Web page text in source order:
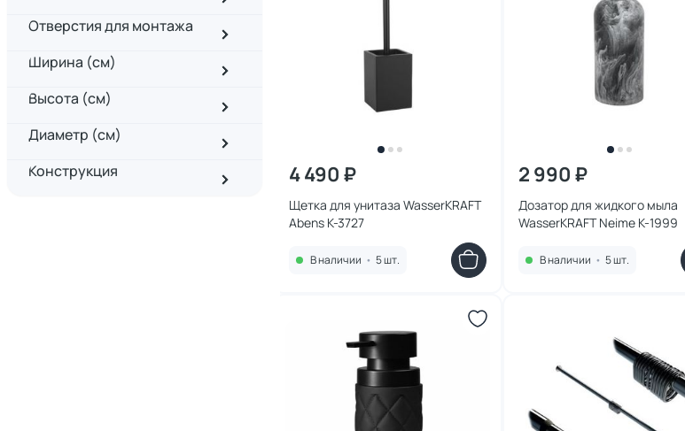
Отверстия для монтажа
Ширина (см)
Высота (см)
Диаметр (см)
Конструкция
4 490 ₽
Щетка для унитаза WasserKRAFT
Abens K-3727
В наличии • 5 шт.
2 990 ₽
Дозатор для жидкого мыла
WasserKRAFT Neime K-1999
В наличии • 5 шт.